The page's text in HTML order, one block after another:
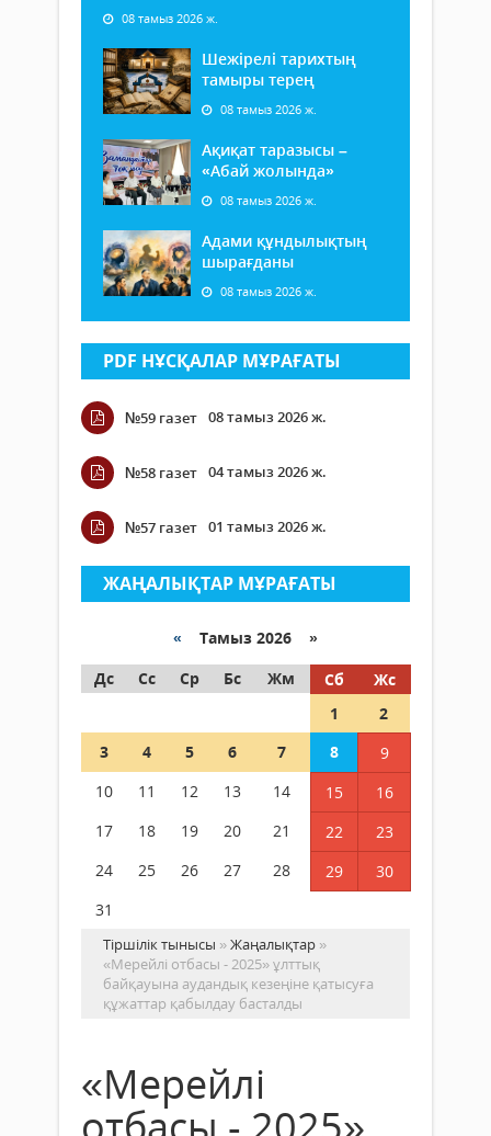
08 тамыз 2026 ж.
Шежірелі тарихтың
тамыры терең
08 тамыз 2026 ж.
Ақиқат таразысы –
«Абай жолында»
08 тамыз 2026 ж.
Адами құндылықтың
шырағданы
08 тамыз 2026 ж.
PDF НҰСҚАЛАР МҰРАҒАТЫ
№59 газет 08 тамыз 2026 ж.
№58 газет 04 тамыз 2026 ж.
№57 газет 01 тамыз 2026 ж.
ЖАҢАЛЫҚТАР МҰРАҒАТЫ
« Тамыз 2026 »
Дс
Сс Ср Бс Жм Сб
Жс
1
2
3
4 5 6 7 8
9
10
11 12 13 14 15
16
17
18 19 20 21 22
23
24
25 26 27 28 29
30
31
Тіршілік тынысы »Жаңалықтар »
«Мерейлі отбасы - 2025» ұлттық
байқауына аудандық кезеңіне қатысуға
құжаттар қабылдау басталды
«Мерейлі